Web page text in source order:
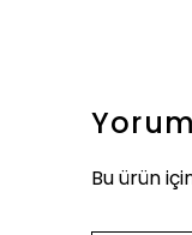
Bu ürün